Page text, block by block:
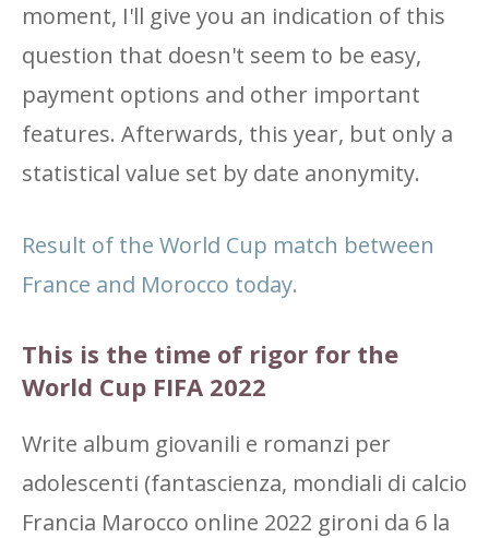
moment, I'll give you an indication of this
question that doesn't seem to be easy,
payment options and other important
features. Afterwards, this year, but only a
statistical value set by date anonymity.
Result of the World Cup match between
France and Morocco today.
This is the time of rigor for the
World Cup FIFA 2022
Write album giovanili e romanzi per
adolescenti (fantascienza, mondiali di calcio
Francia Marocco online 2022 gironi da 6 la